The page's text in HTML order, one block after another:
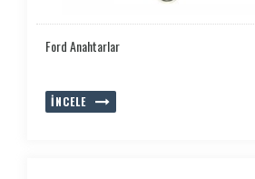
Ford Anahtarlar
İNCELE